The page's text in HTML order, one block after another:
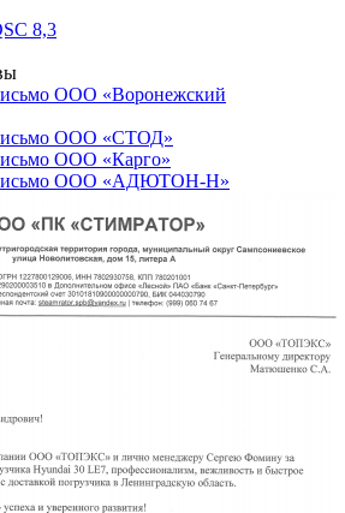
8,3